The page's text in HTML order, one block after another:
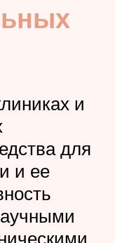
и
для
и ее